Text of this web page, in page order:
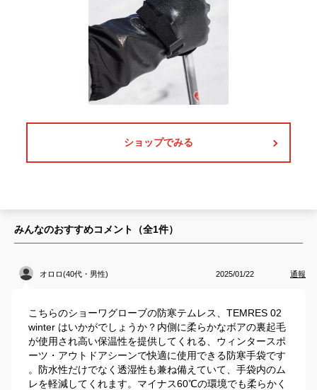
ショップでみる
みんなのおすすめコメント（全1件）
オロロ(40代・男性) 2025/01/22 通報
こちらのショーワグローブの防寒テムレス、TEMRES 02
winter はいかがでしょうか？内側に柔らかなボアの裏起毛
が使用され高い保温性を提供してくれる、ウィンタースポ
ーツ・アウトドアシーンで快適に使用できる防寒手袋です
。防水性だけでなく透湿性も兼ね備えていて、手袋内のム
レを軽減してくれます。マイナス60℃の環境でも柔らかく